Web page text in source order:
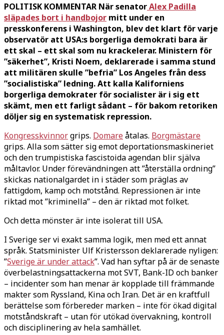
POLITISK KOMMENTAR När senatorAlex Padilla
släpades bort i handbojor mitt under en
presskonferens i Washington, blev det klart för varje
observatör att USA:s borgerliga demokrati bara är
ett skal – ett skal som nu krackelerar. Ministern för
”säkerhet”, Kristi Noem, deklarerade i samma stund
att militären skulle ”befria” Los Angeles från dess
”socialistiska” ledning. Att kalla Kaliforniens
borgerliga demokrater för socialister är i sig ett
skämt, men ett farligt sådant – för bakom retoriken
döljer sig en systematisk repression.
Kongresskvinnorgrips. Domareåtalas. Borgmästare
grips. Alla som sätter sig emot deportationsmaskineriet
och den trumpistiska fascistoida agendan blir själva
måltavlor. Under förevändningen att ”återställa ordning”
skickas nationalgardet in i städer som präglas av
fattigdom, kamp och motstånd. Repressionen är inte
riktad mot ”kriminella” – den är riktad mot folket.
Och detta mönster är inte isolerat till USA.
I Sverige ser vi exakt samma logik, men med ett annat
språk. Statsminister Ulf Kristersson deklarerade nyligen:
”Sverige är under attack”. Vad han syftar på är de senaste
överbelastningsattackerna mot SVT, Bank-ID och banker
– incidenter som han menar är kopplade till främmande
makter som Ryssland, Kina och Iran. Det är en kraftfull
berättelse som förbereder marken – inte för ökad digital
motståndskraft – utan för utökad övervakning, kontroll
och disciplinering av hela samhället.